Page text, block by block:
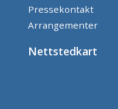
Pressekontakt
Arrangementer
Nettstedkart